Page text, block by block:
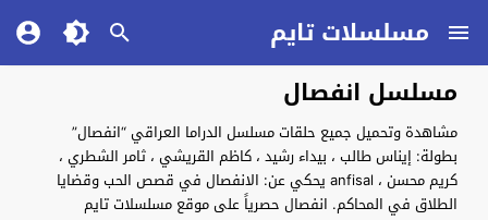
مسلسلات تايم
مسلسل انفصال
مشاهدة وتحميل جميع حلقات مسلسل الدراما العراقي “انفصال”
بطولة: إيناس طالب ، بيداء رشيد ، كاظم القريشي ، ثامر الشطري ،
كريم محسن ، anfisal يحكي عن: الانفصال في قصص الحب وقضايا
الطلاق في المحاكم. انفصال حصرياً على موقع مسلسلات تايم